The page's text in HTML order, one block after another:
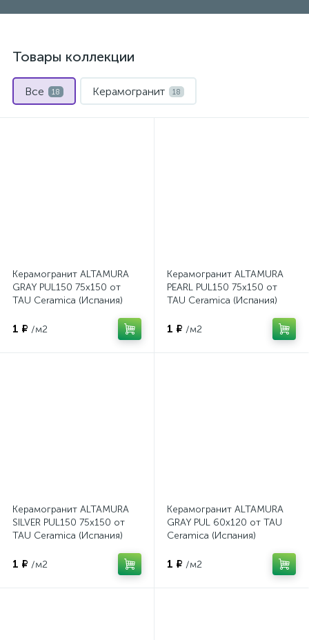
Товары коллекции
Все 18 Керамогранит 18
Керамогранит ALTAMURA
GRAY PUL150 75x150 от
TAU Ceramica (Испания)
1 ₽ /м2
Керамогранит ALTAMURA
PEARL PUL150 75x150 от
TAU Ceramica (Испания)
1 ₽ /м2
Керамогранит ALTAMURA
SILVER PUL150 75x150 от
TAU Ceramica (Испания)
1 ₽ /м2
Керамогранит ALTAMURA
GRAY PUL 60x120 от TAU
Ceramica (Испания)
1 ₽ /м2